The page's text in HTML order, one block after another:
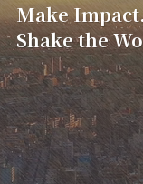
Make
Shake the